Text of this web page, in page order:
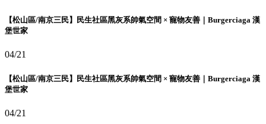
【松山區/南京三民】民生社區黑灰系帥氣空間 × 寵物友善｜Burgerciaga 漢
堡世家
04/21
【松山區/南京三民】民生社區黑灰系帥氣空間 × 寵物友善｜Burgerciaga 漢
堡世家
04/21